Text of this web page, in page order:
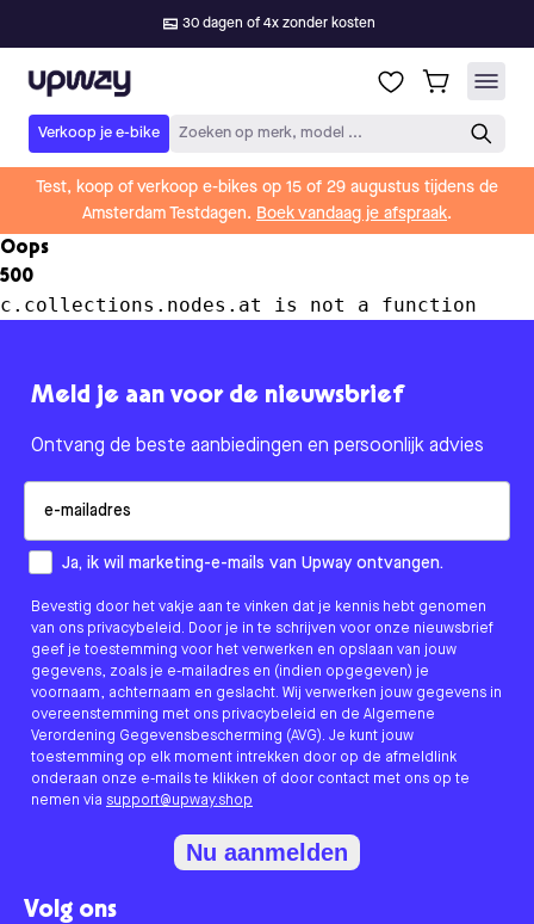
30 dagen of 4x zonder kosten
Upway
Verkoop je e-bike Zoeken op merk, model ...
Test, koop of verkoop e-bikes op 15 of 29 augustus tijdens de
Amsterdam Testdagen. Boek vandaag je afspraak.
Oops
500
c.collections.nodes.at is not a function
Meld je aan voor de nieuwsbrief
Ontvang de beste aanbiedingen en persoonlijk advies
How would you like to hear from us?
Ja, ik wil marketing-e-mails van Upway ontvangen.
Bevestig door het vakje aan te vinken dat je kennis hebt genomen
van ons privacybeleid. Door je in te schrijven voor onze nieuwsbrief
geef je toestemming voor het verwerken en opslaan van jouw
gegevens, zoals je e-mailadres en (indien opgegeven) je
voornaam, achternaam en geslacht. Wij verwerken jouw gegevens in
overeenstemming met ons privacybeleid en de Algemene
Verordening Gegevensbescherming (AVG). Je kunt jouw
toestemming op elk moment intrekken door op de afmeldlink
onderaan onze e-mails te klikken of door contact met ons op te
nemen via support@upway.shop
Nu aanmelden
Volg ons